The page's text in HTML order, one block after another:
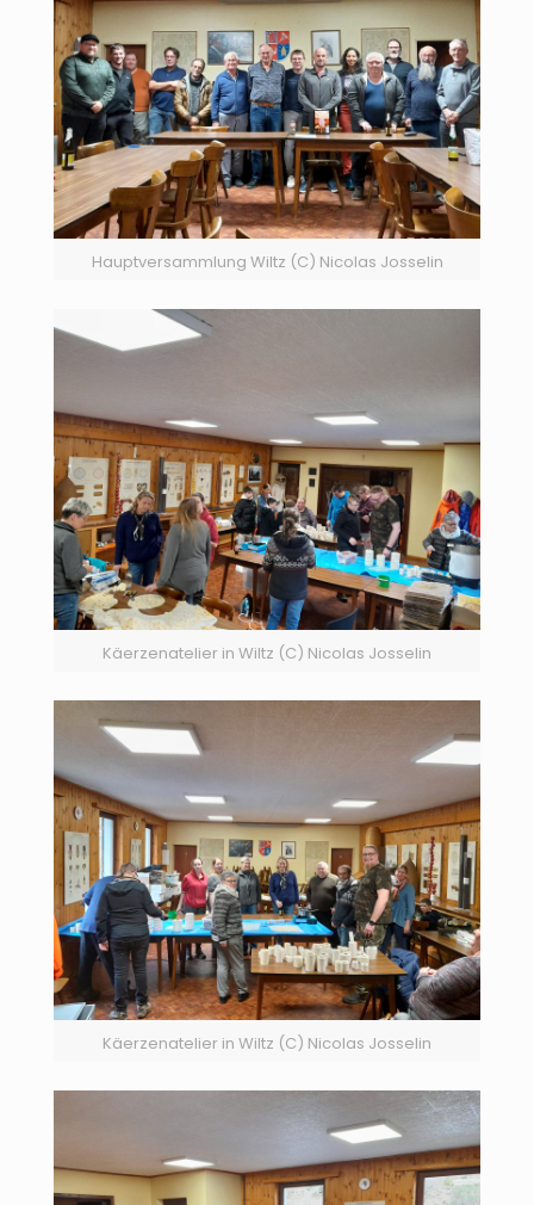
Hauptversammlung Wiltz (C) Nicolas Josselin
Käerzenatelier in Wiltz (C) Nicolas Josselin
Käerzenatelier in Wiltz (C) Nicolas Josselin